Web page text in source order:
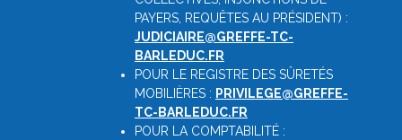
PAYERS, REQUÊTES AU PRÉSIDENT) :
JUDICIAIRE@GREFFE-TC-
BARLEDUC.FR
POUR LE REGISTRE DES SÛRETÉS
MOBILIÈRES : PRIVILEGE@GREFFE-
TC-BARLEDUC.FR
POUR LA COMPTABILITÉ :